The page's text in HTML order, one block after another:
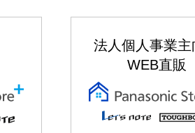
ノ
の
法人個人事業主
WEB直販